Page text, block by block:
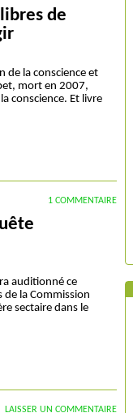
de
de la conscience et
mort en 2007,
conscience. Et livre
1 COMMENTAIRE
auditionné ce
la Commission
sectaire dans le
LAISSER UN COMMENTAIRE